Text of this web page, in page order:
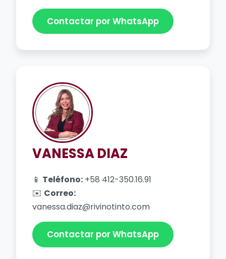
Contactar por WhatsApp
VANESSA DIAZ
📱 Teléfono: +58 412-350.16.91
✉️ Correo:
vanessa.diaz@rivinotinto.com
Contactar por WhatsApp